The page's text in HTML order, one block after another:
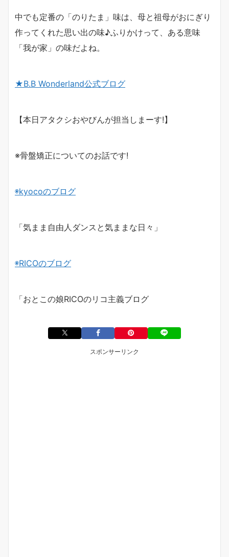
中でも定番の「のりたま」味は、母と祖母がおにぎり
作ってくれた思い出の味♪ふりかけって、ある意味
「我が家」の味だよね。
★B.B Wonderland公式ブログ
【本日アタクシおやびんが担当しまーす!】
※骨盤矯正についてのお話です!
◉kyocoのブログ
「気まま自由人ダンスと気ままな日々」
◉RICOのブログ
「おとこの娘RICOのリコ主義ブログ
スポンサーリンク